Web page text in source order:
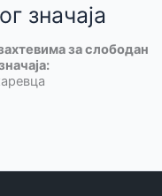
значаја
за слободан